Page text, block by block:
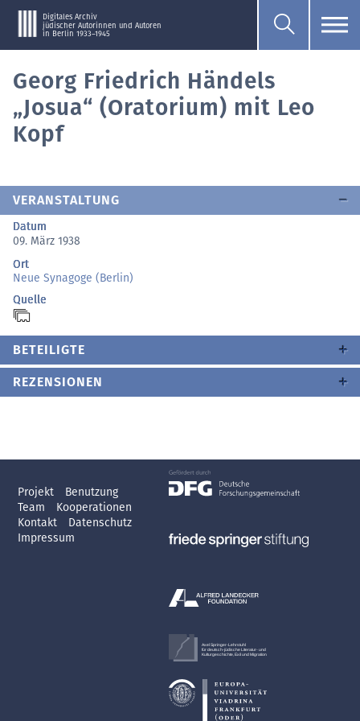
Digitales Archiv
jüdischer Autorinnen und Autoren
in Berlin 1933–1945
Georg Friedrich Händels
„Josua“ (Oratorium) mit Leo
Kopf
VERANSTALTUNG
Datum
09. März 1938
Ort
Neue Synagoge (Berlin)
Quelle
BETEILIGTE
REZENSIONEN
Projekt
Benutzung
Team
Kooperationen
Kontakt
Datenschutz
Impressum
Axel Springer-Lehrstuhl
für deutsch-jüdische Literatur- und
Kulturgeschichte, Exil und Migration